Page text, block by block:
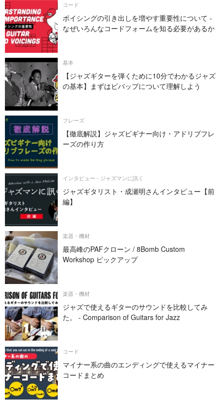
コード
ボイシングの引き出しを増やす重要性について -
なぜいろんなコードフォームを知る必要があるか
基本
【ジャズギターを弾くために10分でわかるジャズ
の基本】まずはビバップについて理解しよう
フレーズ
【徹底解説】ジャズビギナー向け・アドリブフレ
ーズの作り方
インタビュー - ジャズマンに訊く
ジャズギタリスト・成瀬明さんインタビュー【前
編】
楽器・機材
最高峰のPAFクローン / 8Bomb Custom
Workshop ピックアップ
楽器・機材
ジャズで使えるギターのサウンドを比較してみ
た。 - Comparison of Guitars for Jazz
コード
マイナー系の曲のエンディングで使えるマイナー
コードまとめ